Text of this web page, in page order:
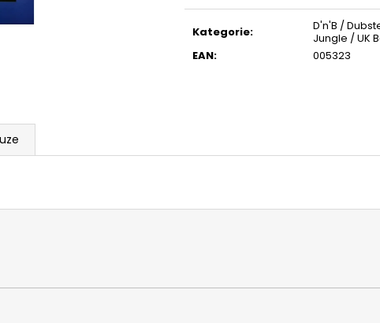
cena:
Kategorie:
D'n'B /
Jungle / UK
EAN: 005323